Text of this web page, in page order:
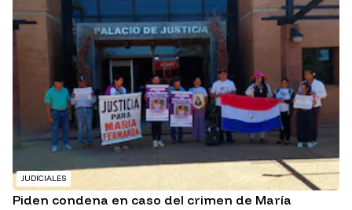
JUDICIALES
Piden condena en caso del crimen de María